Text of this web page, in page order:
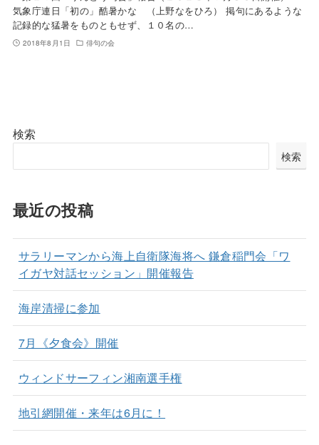
気象庁連日「初の」酷暑かな （上野なをひろ） 掲句にあるような
記録的な猛暑をものともせず、１０名の…
2018年8月1日 俳句の会
検索
検索
最近の投稿
サラリーマンから海上自衛隊海将へ 鎌倉稲門会「ワ
イガヤ対話セッション」開催報告
海岸清掃に参加
7月《夕食会》開催
ウィンドサーフィン湘南選手権
地引網開催・来年は6月に！